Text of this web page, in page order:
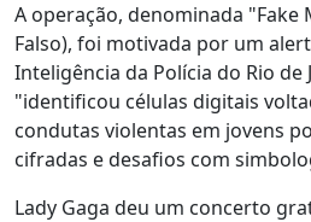
A operação, denominada
Falso), foi motivada por um
Inteligência da Polícia do Rio de
"identificou células digitais
condutas violentas em jovens
cifradas e desafios com
Lady Gaga deu um concerto